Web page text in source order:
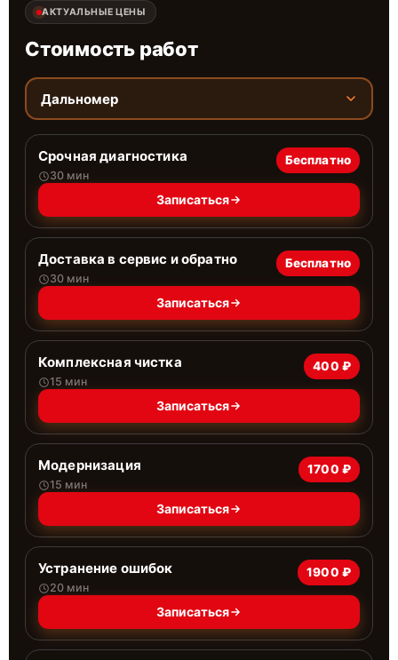
АКТУАЛЬНЫЕ ЦЕНЫ
Стоимость работ
Дальномер
Срочная диагностика
30 мин
Бесплатно
Записаться
Доставка в сервис и обратно
30 мин
Бесплатно
Записаться
Комплексная чистка
15 мин
400 ₽
Записаться
Модернизация
15 мин
1700 ₽
Записаться
Устранение ошибок
20 мин
1900 ₽
Записаться